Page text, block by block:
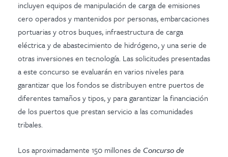
incluyen equipos de manipulación de carga de emisiones
cero operados y mantenidos por personas, embarcaciones
portuarias y otros buques, infraestructura de carga
eléctrica y de abastecimiento de hidrógeno, y una serie de
otras inversiones en tecnología. Las solicitudes presentadas
a este concurso se evaluarán en varios niveles para
garantizar que los fondos se distribuyen entre puertos de
diferentes tamaños y tipos, y para garantizar la financiación
de los puertos que prestan servicio a las comunidades
tribales.
Los aproximadamente 150 millones de Concurso de